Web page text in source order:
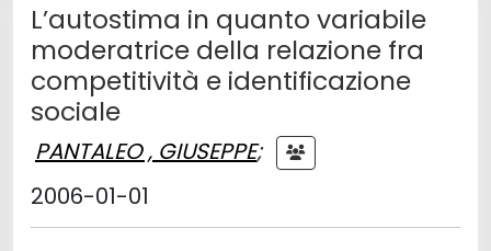
L’autostima in quanto variabile
moderatrice della relazione fra
competitività e identificazione
sociale
PANTALEO , GIUSEPPE;
2006-01-01